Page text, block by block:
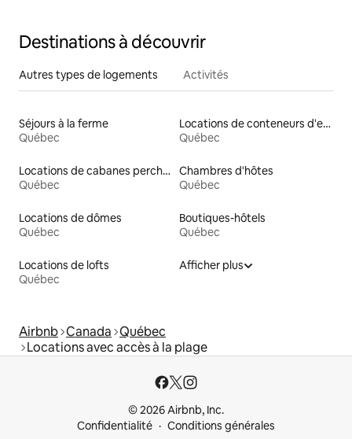
Destinations à découvrir
Autres types de logements Activités
Séjours à la ferme
Québec
Locations de conteneurs d'expédition
Québec
Locations de cabanes perchées
Québec
Chambres d'hôtes
Québec
Locations de dômes
Québec
Boutiques-hôtels
Québec
Locations de lofts
Québec
Afficher plus
Airbnb Canada Québec
Locations avec accès à la plage
© 2026 Airbnb, Inc.
Confidentialité
Conditions générales